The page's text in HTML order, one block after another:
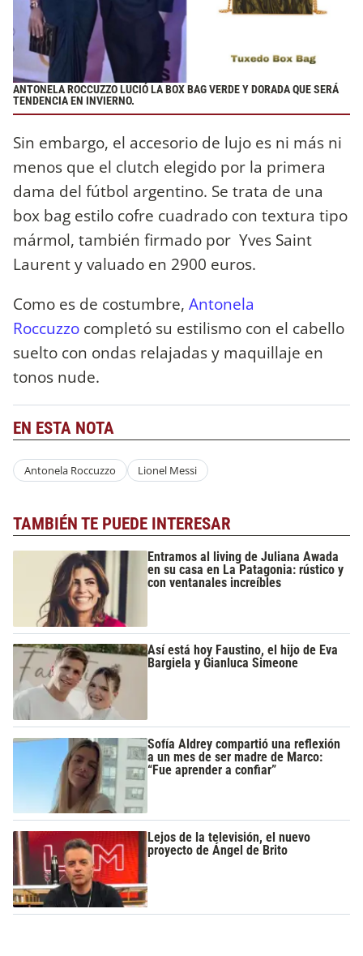
ANTONELA ROCCUZZO LUCIÓ LA BOX BAG VERDE Y DORADA QUE SERÁ
TENDENCIA EN INVIERNO.
Sin embargo, el accesorio de lujo es ni más ni
menos que el clutch elegido por la primera
dama del fútbol argentino. Se trata de una
box bag estilo cofre cuadrado con textura tipo
mármol, también firmado por Yves Saint
Laurent y valuado en 2900 euros.
Como es de costumbre, Antonela
Roccuzzo completó su estilismo con el cabello
suelto con ondas relajadas y maquillaje en
tonos nude.
EN ESTA NOTA
Antonela Roccuzzo Lionel Messi
TAMBIÉN TE PUEDE INTERESAR
Entramos al living de Juliana Awada
en su casa en La Patagonia: rústico y
con ventanales increíbles
Así está hoy Faustino, el hijo de Eva
Bargiela y Gianluca Simeone
Sofía Aldrey compartió una reflexión
a un mes de ser madre de Marco:
“Fue aprender a confiar”
Lejos de la televisión, el nuevo
proyecto de Ángel de Brito